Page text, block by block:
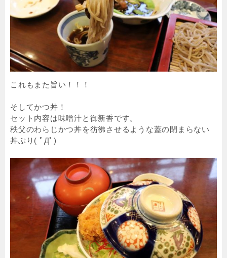
これもまた旨い！！！
そしてかつ丼！
セット内容は味噌汁と御新香です。
秩父のわらじかつ丼を彷彿させるような蓋の閉まらない
丼ぶり( ﾟДﾟ)